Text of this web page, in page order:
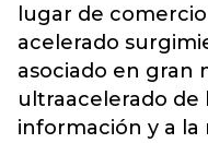
lugar de
acelerado
asociado en gran
ultraacelerado de
información y a